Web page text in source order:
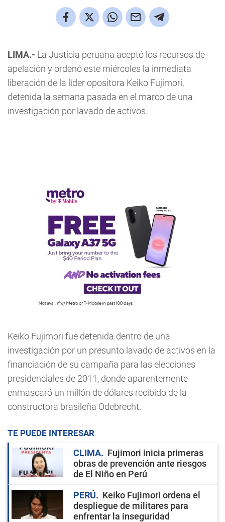
LIMA.- La Justicia peruana aceptó los recursos de
apelación y ordenó este miércoles la inmediata
liberación de la líder opositora Keiko Fujimori,
detenida la semana pasada en el marco de una
investigación por lavado de activos.
Keiko Fujimori fue detenida dentro de una
investigación por un presunto lavado de activos en la
financiación de su campaña para las elecciones
presidenciales de 2011, donde aparentemente
enmascaró un millón de dólares recibido de la
constructora brasileña Odebrecht.
TE PUEDE INTERESAR
CLIMA
Fujimori inicia primeras
obras de prevención ante riesgos
de El Niño en Perú
PERÚ
Keiko Fujimori ordena el
despliegue de militares para
enfrentar la inseguridad